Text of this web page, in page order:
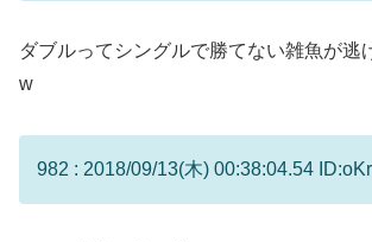
ダブルってシングルで勝てない雑魚が逃
w
982 : 2018/09/13(木) 00:38:04.54